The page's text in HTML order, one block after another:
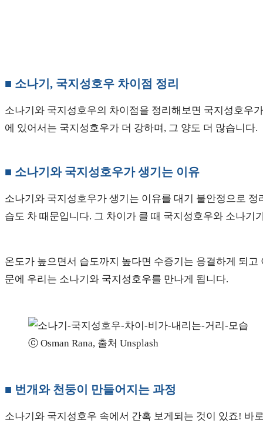
■ 소나기, 국지성호우 차이점 정리
소나기와 국지성호우의 차이점을 정리해보면 국지성호우
에 있어서는 국지성호우가 더 강하며, 그 양도 더 많습니다.
■ 소나기와 국지성호우가 생기는 이유
소나기와 국지성호우가 생기는 이유를 대기 불안정으로
습도 차 때문입니다. 그 차이가 클 때 국지성호우와 소나기
온도가 높으면서 습도까지 높다면 수증기는 응결하게 되
문에 우리는 소나기와 국지성호우를 만나게 됩니다.
ⓒ Osman Rana, 출처 Unsplash
■ 번개와 천둥이 만들어지는 과정
소나기와 국지성호우 속에서 간혹 보게되는 것이 있죠! 바